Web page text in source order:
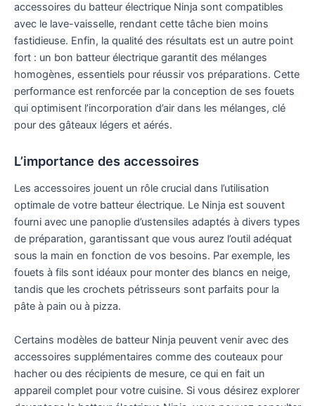
accessoires du batteur électrique Ninja sont compatibles
avec le lave-vaisselle, rendant cette tâche bien moins
fastidieuse. Enfin, la qualité des résultats est un autre point
fort : un bon batteur électrique garantit des mélanges
homogènes, essentiels pour réussir vos préparations. Cette
performance est renforcée par la conception de ses fouets
qui optimisent l’incorporation d’air dans les mélanges, clé
pour des gâteaux légers et aérés.
L’importance des accessoires
Les accessoires jouent un rôle crucial dans l’utilisation
optimale de votre batteur électrique. Le Ninja est souvent
fourni avec une panoplie d’ustensiles adaptés à divers types
de préparation, garantissant que vous aurez l’outil adéquat
sous la main en fonction de vos besoins. Par exemple, les
fouets à fils sont idéaux pour monter des blancs en neige,
tandis que les crochets pétrisseurs sont parfaits pour la
pâte à pain ou à pizza.
Certains modèles de batteur Ninja peuvent venir avec des
accessoires supplémentaires comme des couteaux pour
hacher ou des récipients de mesure, ce qui en fait un
appareil complet pour votre cuisine. Si vous désirez explorer